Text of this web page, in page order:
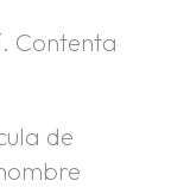
Contenta
de